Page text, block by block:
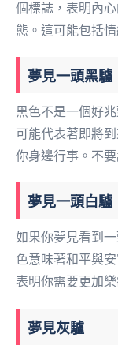
個標誌，表明內
態。這可能包括
夢見一頭黑驢
黑色不是一個好
可能代表著即將
你身邊行事。不
夢見一頭白驢
如果你夢見看到
色意味著和平與
表明你需要更加樂
夢見灰驢